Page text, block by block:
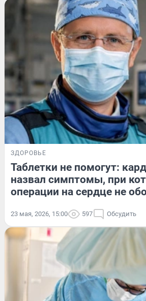
ЗДОРОВЬЕ
Таблетки не помогут:
назвал симптомы, при
операции на сердце не
23 мая, 2026, 15:00 597 Обсудить